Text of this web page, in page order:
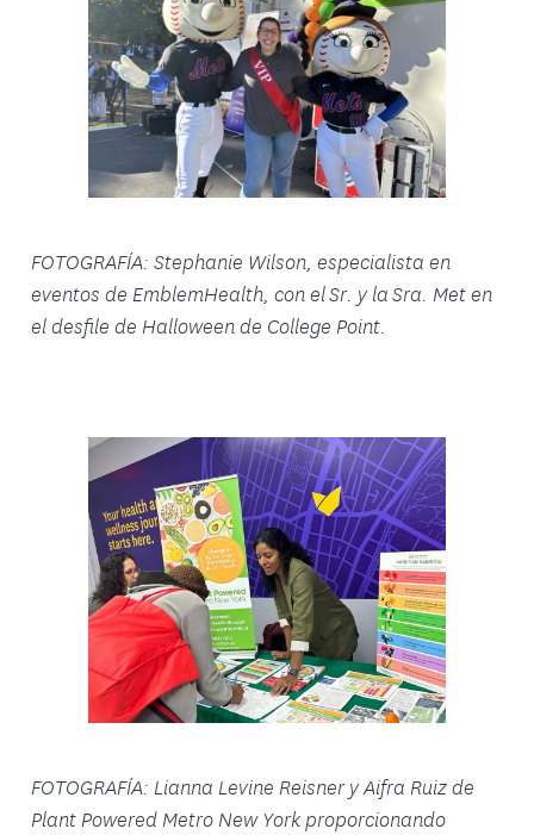
FOTOGRAFÍA: Stephanie Wilson, especialista en
eventos de EmblemHealth, con el Sr. y la Sra. Met en
el desfile de Halloween de College Point.
FOTOGRAFÍA: Lianna Levine Reisner y Aifra Ruiz de
Plant Powered Metro New York proporcionando